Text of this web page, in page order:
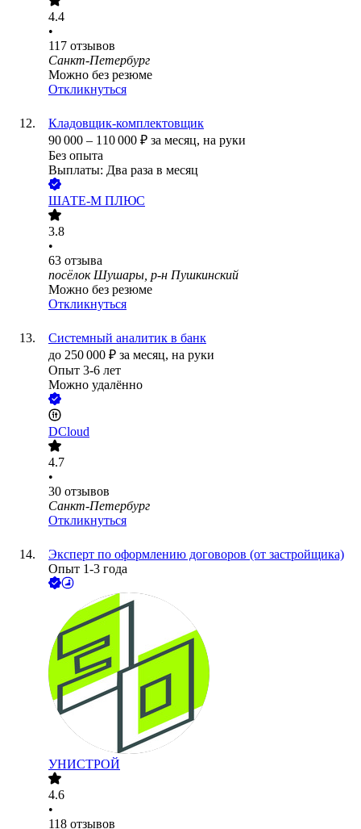
4.4
•
117 отзывов
Санкт-Петербург
Можно без резюме
Откликнуться
Кладовщик-комплектовщик
90 000 – 110 000 ₽ за месяц, на руки
Без опыта
Выплаты: Два раза в месяц
ШАТЕ-М ПЛЮС
3.8
•
63 отзыва
посёлок Шушары, р-н Пушкинский
Можно без резюме
Откликнуться
Системный аналитик в банк
до 250 000 ₽ за месяц, на руки
Опыт 3-6 лет
Можно удалённо
DCloud
4.7
•
30 отзывов
Санкт-Петербург
Откликнуться
Эксперт по оформлению договоров (от застройщика)
Опыт 1-3 года
УНИСТРОЙ
4.6
•
118 отзывов